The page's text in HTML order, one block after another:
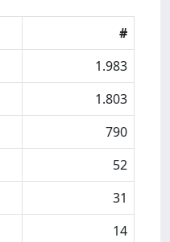
#
1.983
1.803
790
52
31
14